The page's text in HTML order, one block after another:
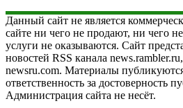
Данный сайт не является
сайте ни чего не продают, ни чего
услуги не оказываются. Сайт
новостей RSS канала
newsru.com. Материалы
ответственность за достоверность
Администрация сайта не несёт.